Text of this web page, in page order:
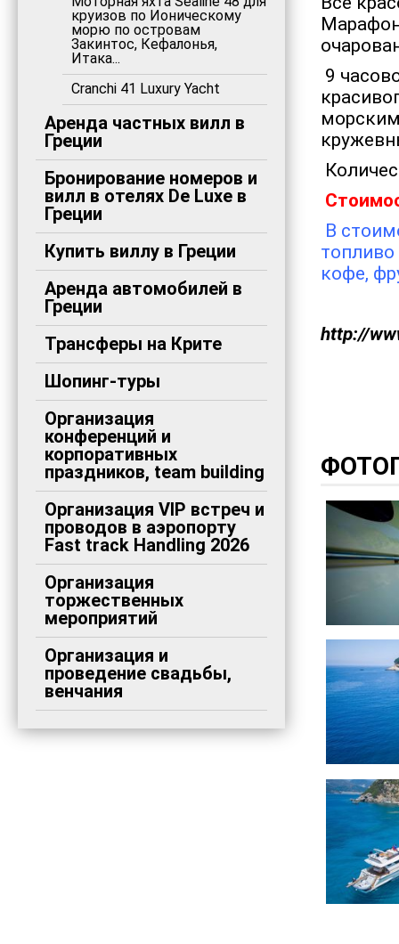
круизов по Ионическому
морю по островам
Закинтос, Кефалонья,
Итака...
Cranchi 41 Luxury Yacht
Аренда частных вилл в
Греции
Бронирование номеров и
вилл в отелях De Luxe в
Греции
Купить виллу в Греции
Аренда автомобилей в
Греции
Трансферы на Крите
Шопинг-туры
Организация
конференций и
корпоративных
праздников, team building
Организация VIP встреч и
проводов в аэропорту
Fast track Handling 2026
Организация
торжественных
мероприятий
Организация и
проведение свадьбы,
венчания
9
В
кофе,
http://